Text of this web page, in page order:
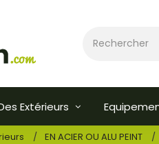
Extérieurs
EN ACIER OU ALU PEINT